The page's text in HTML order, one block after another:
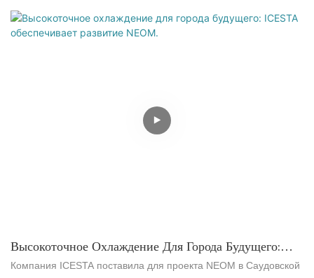
Производительностью 60 Тонн В Сутки.
производительностью 60 тонн в сутки для крупного
инфраструктурного проекта на Филиппинах. Система
бетона в тропическом климате, гарантируя качество проекта.
Высокоточное Охлаждение Для Города Будущего:
ICESTA Обеспечивает Развитие NEOM.
Компания ICESTA поставила для проекта NEOM в Саудовской